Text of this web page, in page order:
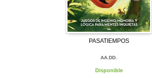
PASATIEMPOS
AA.DD.
Disponible